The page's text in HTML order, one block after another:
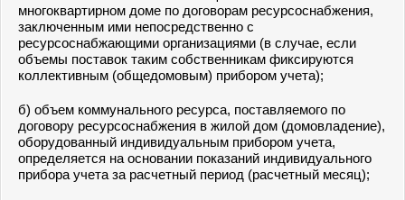
многоквартирном доме по договорам ресурсоснабжения,
заключенным ими непосредственно с
ресурсоснабжающими организациями (в случае, если
объемы поставок таким собственникам фиксируются
коллективным (общедомовым) прибором учета);
б) объем коммунального ресурса, поставляемого по
договору ресурсоснабжения в жилой дом (домовладение),
оборудованный индивидуальным прибором учета,
определяется на основании показаний индивидуального
прибора учета за расчетный период (расчетный месяц);